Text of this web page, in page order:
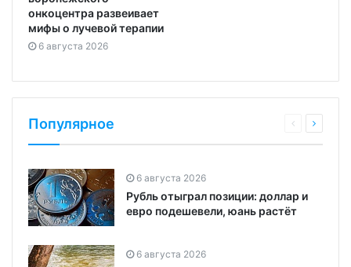
онкоцентра развеивает
мифы о лучевой терапии
6 августа 2026
Популярное
6 августа 2026
Рубль отыграл позиции: доллар и
евро подешевели, юань растёт
6 августа 2026